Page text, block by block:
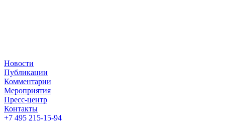
Новости
Публикации
Комментарии
Мероприятия
Пресс-центр
Контакты
+7 495 215-15-94